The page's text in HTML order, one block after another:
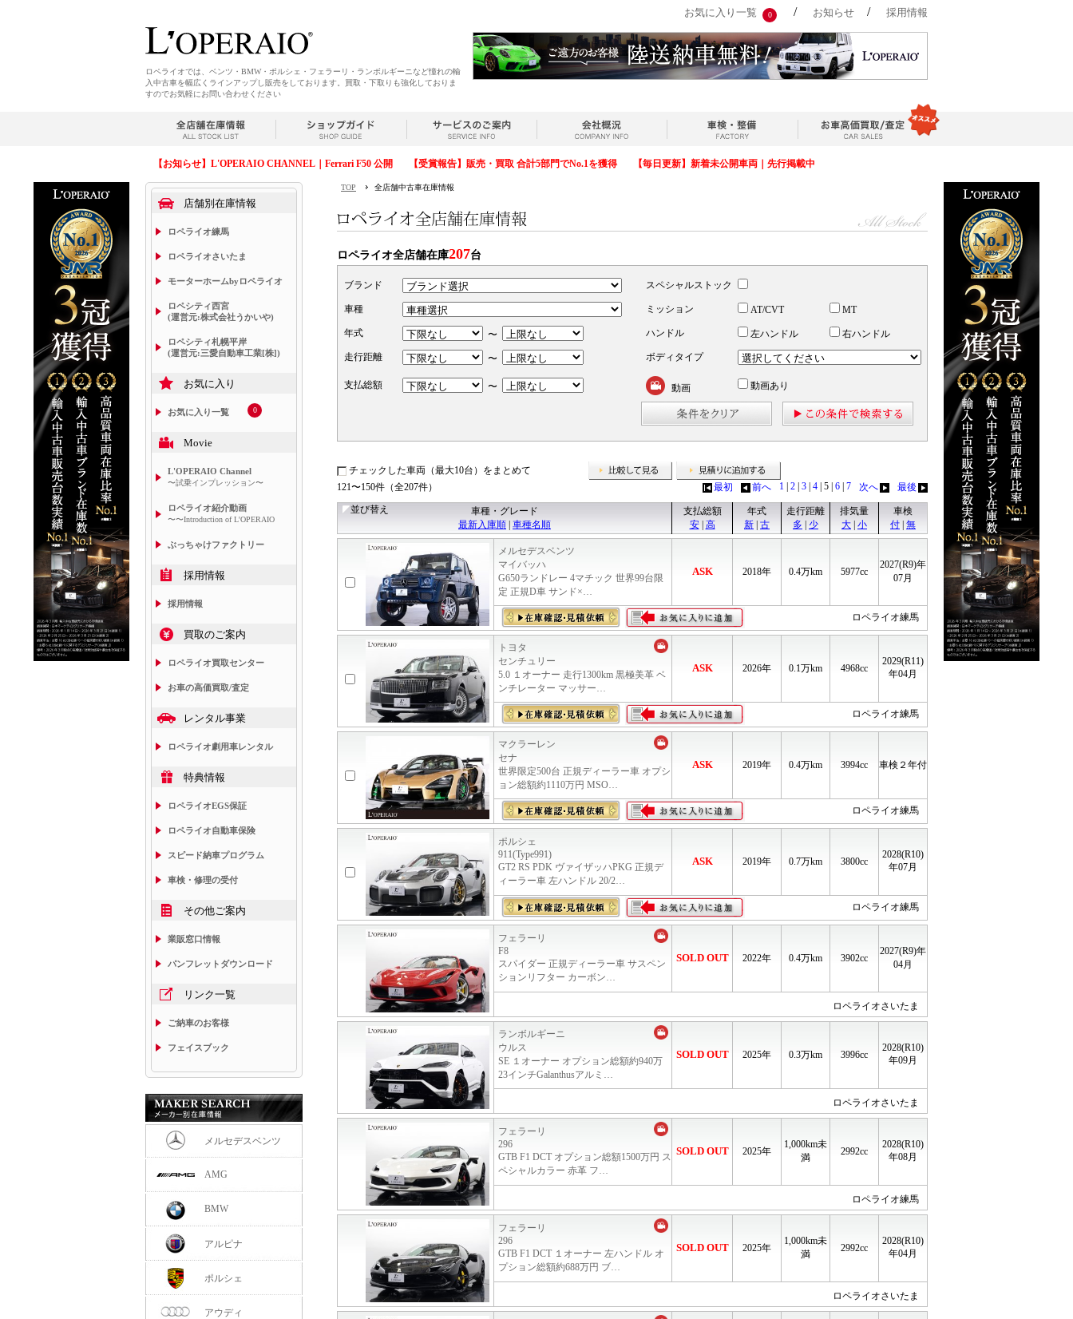
お気に入り一覧 0 / お知らせ / 採用情報
ロペライオでは、ベンツ・BMW・ポルシェ・フェラーリ・ランボルギーニなど憧れの輸
入中古車を幅広くラインアップし販売をしております。買取・下取りも強化しておりま
すのでお気軽にお問い合わせください
【お知らせ】L'OPERAIO CHANNEL｜Ferrari F50 公開 【受賞報告】販売・買取 合計5部門でNo.1を獲得 【毎日更新】新着未公開車両｜先行掲載中
TOP 全店舗中古車在庫情報
ロペライオ全店舗在庫207台
ブランド スペシャルストック
車種 ミッション AT/CVT MT
年式 〜 ハンドル 左ハンドル 右ハンドル
走行距離 〜 ボディタイプ
支払総額 〜 動画 動画あり
チェックした車両（最大10台）をまとめて 比較して見る
121〜150件（全207件） 最初 前へ 1 2 3 4 | 5 6 7 次へ
最後
並び替え
車種・グレード
最新入庫順 車種名順
支払総額
安| 高
年式
新 古
走行距離
多
少
排気量
大 小
車検
付 無
メルセデスベンツ
マイバッハ
G650ランドレー 4マチック 世界99台限
定 正規D車 サンド×…
ASK 2018年 0.4万km 5977cc
2027(R9)年
07月
ロペライオ練馬
トヨタ
センチュリー
5.0 １オーナー 走行1300km 黒極美革 ベ
ンチレーター マッサー…
ASK 2026年 0.1万km 4968cc
2029(R11)
年04月
ロペライオ練馬
マクラーレン
セナ
世界限定500台 正規ディーラー車 オプシ
ョン総額約1110万円 MSO…
ASK 2019年 0.4万km 3994cc 車検２年付
ロペライオ練馬
ポルシェ
911(Type991)
GT2 RS PDK ヴァイザッハPKG 正規デ
ィーラー車 左ハンドル 20/2…
ASK 2019年 0.7万km 3800cc
2028(R10)
年07月
ロペライオ練馬
フェラーリ
F8
スパイダー 正規ディーラー車 サスペン
ションリフター カーボン…
SOLD OUT 2022年 0.4万km 3902cc
2027(R9)年
04月
ロペライオさいたま
ランボルギーニ
ウルス
SE １オーナー オプション総額約940万
23インチGalanthusアルミ…
SOLD OUT 2025年 0.3万km 3996cc
2028(R10)
年09月
ロペライオさいたま
フェラーリ
296
GTB F1 DCT オプション総額1500万円 ス
ペシャルカラー 赤革 フ…
SOLD OUT 2025年
1,000km未
満
2992cc
2028(R10)
年08月
ロペライオ練馬
フェラーリ
296
GTB F1 DCT １オーナー 左ハンドル オ
プション総額約688万円 ブ…
SOLD OUT 2025年
1,000km未
満
2992cc
2028(R10)
年04月
ロペライオさいたま
店舗別在庫情報
ロペライオ練馬
ロペライオさいたま
モーターホームbyロペライオ
ロペシティ西宮
(運営元:株式会社うかいや)
ロペシティ札幌平岸
(運営元:三愛自動車工業[株])
お気に入り
お気に入り一覧 0
Movie
L'OPERAIO Channel
〜試乗インプレッション〜
ロペライオ紹介動画
〜〜Introduction of L'OPERAIO
ぶっちゃけファクトリー
採用情報
採用情報
買取のご案内
ロペライオ買取センター
お車の高価買取/査定
レンタル事業
ロペライオ劇用車レンタル
特典情報
ロペライオEGS保証
ロペライオ自動車保険
スピード納車プログラム
車検・修理の受付
その他ご案内
業販窓口情報
パンフレットダウンロード
リンク一覧
ご納車のお客様
フェイスブック
メルセデスベンツ
AMG
BMW
アルピナ
ポルシェ
アウディ